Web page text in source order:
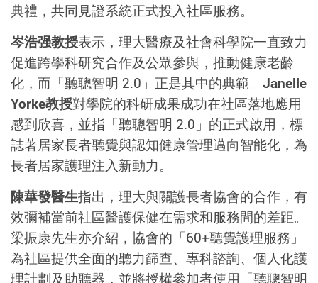
典禮，共同見證系統正式投入社區服務。
岑浩强教授表示，理大醫療及社會科學院一直致力
促進跨學科研究合作及公眾參與，推動健康老齡
化，而「聽聰智明 2.0」正是其中的典範。 Janelle
Yorke教授對學院的科研成果成功在社區落地應用
感到欣喜，並指「聽聰智明 2.0」的正式啟用，標
誌著居家長者聽覺與認知健康管理邁向智能化，為
長者居家護理注入新動力。
陳華發醫生指出，理大與關護長者協會的合作，有
效彌補當前社區醫護保健在需求和服務間的差距。
梁振康先生亦介紹，協會的「60+聽覺護理服務」
為社區提供全面的聽力篩查、專科諮詢、個人化護
理計劃及助聽器，並將授權參加者使用「聽聰智明